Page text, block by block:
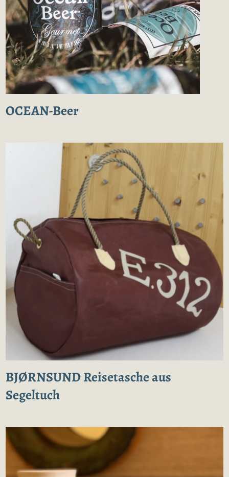
OCEAN-Beer
BJØRNSUND Reisetasche aus
Segeltuch